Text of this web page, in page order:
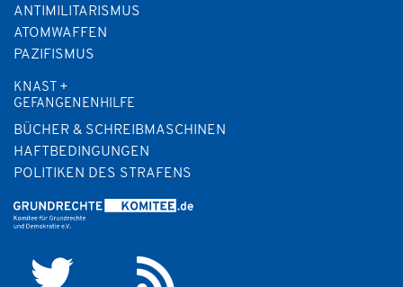
ANTIMILITARISMUS
ATOMWAFFEN
PAZIFISMUS
KNAST +
GEFANGENENHILFE
BÜCHER & SCHREIBMASCHINEN
HAFTBEDINGUNGEN
POLITIKEN DES STRAFENS